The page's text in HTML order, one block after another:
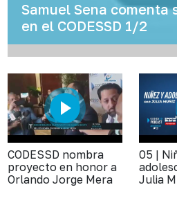
Samuel Sena
en el CODESSD 1/2
CODESSD nombra
proyecto en honor a
Orlando Jorge Mera
05 |
Julia